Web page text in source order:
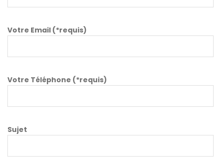
Votre Email (*requis)
Votre Téléphone (*requis)
Sujet